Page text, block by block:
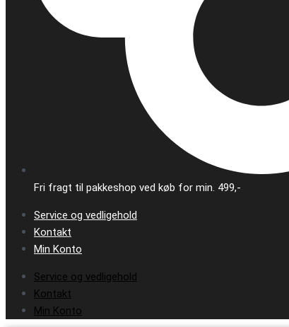
Fri fragt til pakkeshop ved køb for min. 499,-
Service og vedligehold
Kontakt
Min Konto
Service og vedligehold
Kontakt
Min Konto